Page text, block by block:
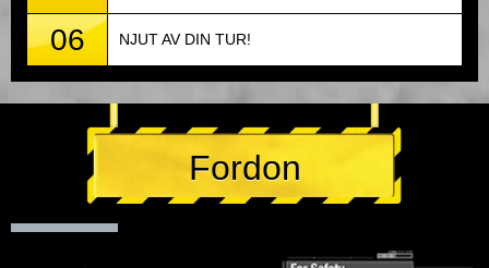
06 NJUT AV DIN TUR!
Fordon